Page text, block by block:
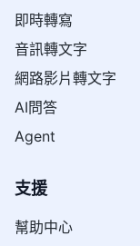
即時轉寫
音訊轉文字
網路影片轉文字
AI問答
Agent
支援
幫助中心